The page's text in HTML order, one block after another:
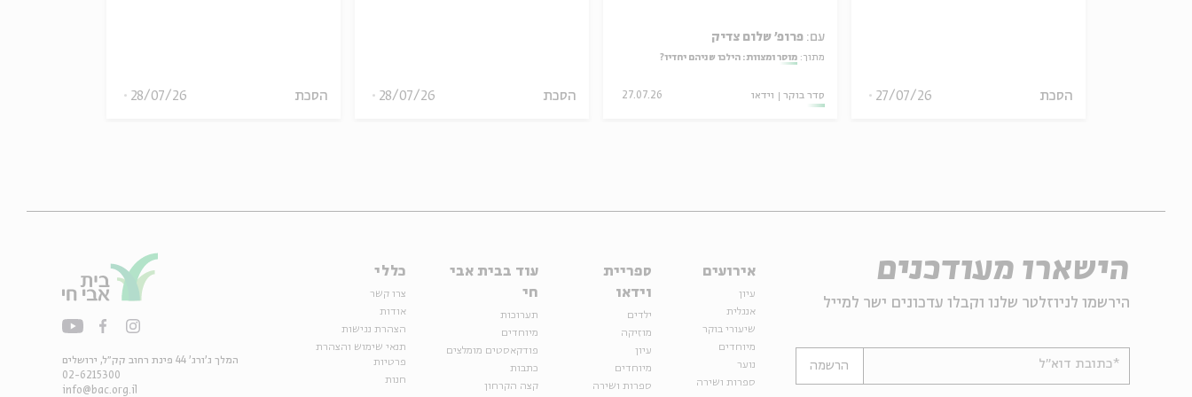
הסכת 28/07/26 הסכת 28/07/26
עם: פרופ' שלום צדיק
מתוך: מוסר ומצוות: הילכו שניהם יחדיו?
סדר בוקר וידאו 27.07.26 הסכת 27/07/26
הישארו מעודכנים
הירשמו לניוזלטר שלנו וקבלו עדכונים ישר למייל
*כתובת דוא"ל הרשמה
אירועים
עיון
אנגלית
שיעורי בוקר
מיוחדים
נוער
ספרות ושירה
ספריית
וידאו
ילדים
מוזיקה
עיון
מיוחדים
ספרות ושירה
עוד בבית אבי
חי
תערוכות
מיוחדים
פודקאסטים מומלצים
כתבות
קצה הקרחון
כללי
צרו קשר
אודות
הצהרת נגישות
תנאי שימוש והצהרת
פרטיות
חנות
המלך ג'ורג' 44 פינת רחוב קק״ל, ירושלים
info@bac.org.il
02-6215300